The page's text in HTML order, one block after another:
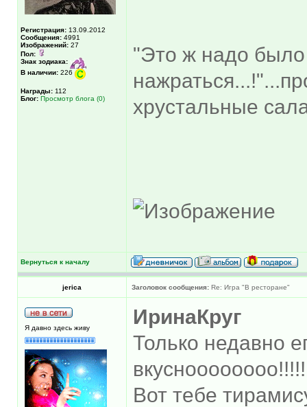
Регистрация: 13.09.2012
Сообщения: 4991
Изображений: 27
Пол:
Знак зодиака:
В наличии: 226
Награды: 112
Блог: Просмотр блога (0)
"Это ж надо было
хрустальные
Вернуться к началу
jerica Заголовок сообщения: Re: Игра "В ресторане"
Я давно здесь живу
ИринаКруг
Только недавно
Вот тебе